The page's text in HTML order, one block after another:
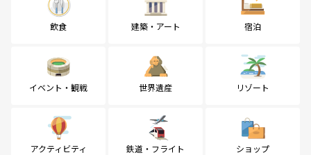
飲食 建築・アート 宿泊
イベント・観戦 世界遺産 リゾート
アクティビティ 鉄道・フライト ショップ